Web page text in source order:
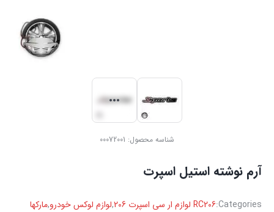
شناسه محصول: 00072001
آرم نوشته استیل اسپرت
Categories: RC206 لوازم ار سی اسپرت 206 ,لوازم لوکس خودرو,مارکها